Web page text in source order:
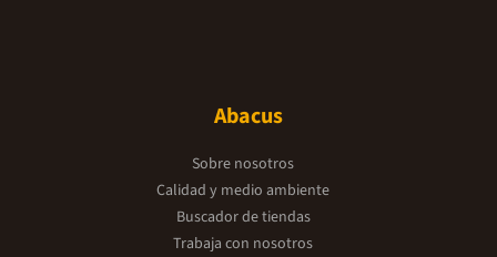
Abacus
Sobre nosotros
Calidad y medio ambiente
Buscador de tiendas
Trabaja con nosotros